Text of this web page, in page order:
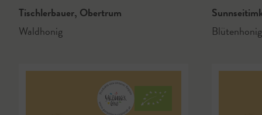
Tischlerbauer, Obertrum
Waldhonig
Blütenhonig